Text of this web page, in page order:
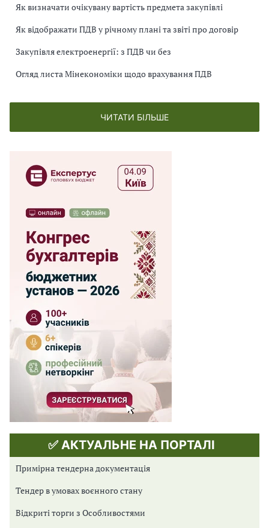
Як визначати очікувану вартість предмета закупівлі
Як відображати ПДВ у річному плані та звіті про договір
Закупівля електроенергії: з ПДВ чи без
Огляд листа Мінекономіки щодо врахування ПДВ
ЧИТАТИ БІЛЬШЕ
✅ АКТУАЛЬНЕ НА ПОРТАЛІ
Примірна тендерна документація
Тендер в умовах воєнного стану
Відкриті торги з Особливостями